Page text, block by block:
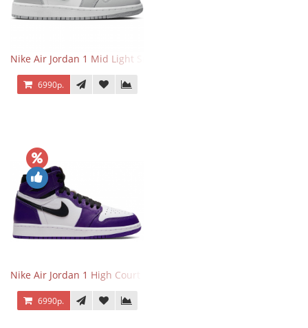
Nike Air Jordan 1 Mid Light Smoke Grey
6990р.
Nike Air Jordan 1 High Court Purple 2.0
6990р.